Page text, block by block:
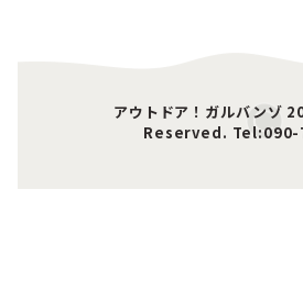
アウトドア！ガルバンゾ
Reserved.